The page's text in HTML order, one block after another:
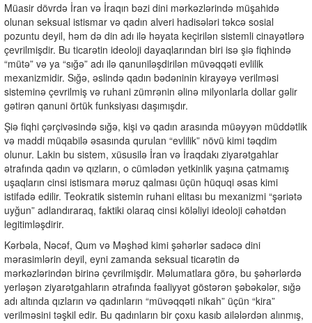
Müasir dövrdə İran və İraqın bəzi dini mərkəzlərində müşahidə
olunan seksual istismar və qadın alveri hadisələri təkcə sosial
pozuntu deyil, həm də din adı ilə həyata keçirilən sistemli cinayətlərə
çevrilmişdir. Bu ticarətin ideoloji dayaqlarından biri isə şiə fiqhində
“mütə” və ya “sığə” adı ilə qanuniləşdirilən müvəqqəti evlilik
mexanizmidir. Sığə, əslində qadın bədəninin kirayəyə verilməsi
sisteminə çevrilmiş və ruhani zümrənin əlinə milyonlarla dollar gəlir
gətirən qanuni örtük funksiyası daşımışdır.
Şiə fiqhi çərçivəsində sığə, kişi və qadın arasında müəyyən müddətlik
və maddi müqabilə əsasında qurulan “evlilik” növü kimi təqdim
olunur. Lakin bu sistem, xüsusilə İran və İraqdakı ziyarətgahlar
ətrafında qadın və qızların, o cümlədən yetkinlik yaşına çatmamış
uşaqların cinsi istismara məruz qalması üçün hüquqi əsas kimi
istifadə edilir. Teokratik sistemin ruhani elitası bu mexanizmi “şəriətə
uyğun” adlandıraraq, faktiki olaraq cinsi köləliyi ideoloji cəhətdən
legitimləşdirir.
Kərbəla, Nəcəf, Qum və Məşhəd kimi şəhərlər sadəcə dini
mərasimlərin deyil, eyni zamanda seksual ticarətin də
mərkəzlərindən birinə çevrilmişdir. Məlumatlara görə, bu şəhərlərdə
yerləşən ziyarətgahların ətrafında fəaliyyət göstərən şəbəkələr, sığə
adı altında qızların və qadınların “müvəqqəti nikah” üçün “kira”
verilməsini təşkil edir. Bu qadınların bir çoxu kasıb ailələrdən alınmış,